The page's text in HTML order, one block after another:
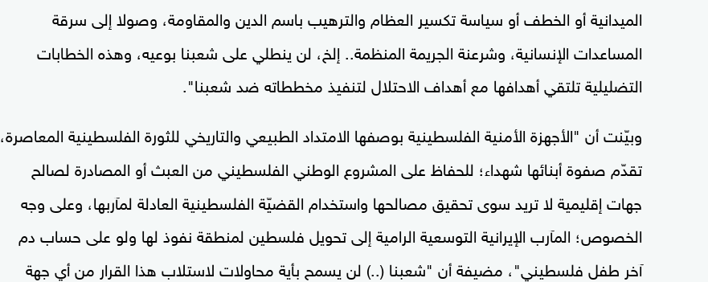
الميدانية أو الخطف أو سياسة تكسير العظام والترهيب باسم الدين والمقاومة، وصولا إلى سرقة
المساعدات الإنسانية، وشرعنة الجريمة المنظمة.. إلخ، لن ينطلي على شعبنا بوعيه، وهذه الخطابات
التضليلية تلتقي أهدافها مع أهداف الاحتلال لتنفيذ مخططاته ضد شعبنا".
وبيّنت أن "الأجهزة الأمنية الفلسطينية بوصفها الامتداد الطبيعي والتاريخي للثورة الفلسطينية المعاصرة،
تقدّم صفوة أبنائها شهداء؛ للحفاظ على المشروع الوطني الفلسطيني من العبث أو المصادرة لصالح
جهات إقليمية لا تريد سوى تحقيق مصالحها واستخدام القضيّة الفلسطينية العادلة لمآربها، وعلى وجه
الخصوص؛ المآرب الإيرانية التوسعية الرامية إلى تحويل فلسطين لمنطقة نفوذ لها ولو على حساب دم
آخر طفل فلسطيني"، مضيفة أن "شعبنا (..) لن يسمح بأية محاولات لاستلاب هذا القرار من أي جهة